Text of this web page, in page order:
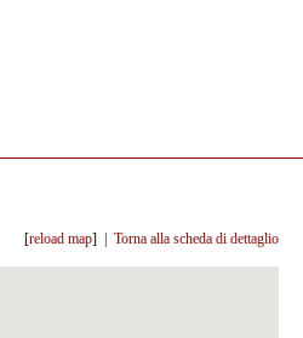
[reload map] | Torna alla scheda di dettaglio